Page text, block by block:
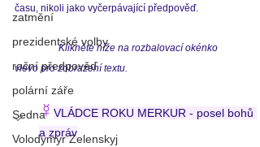
zatmění
prezidentské volby
roční předpověď
polární záře
Sedna
Volodymyr Zelenskyj
času, nikoli jako vyčerpávající předpověď.
                  Klikněte níže na rozbalovací okénko
vlevo pro zobrazení textu.
☿ VLÁDCE ROKU MERKUR - posel bohů
a zpráv